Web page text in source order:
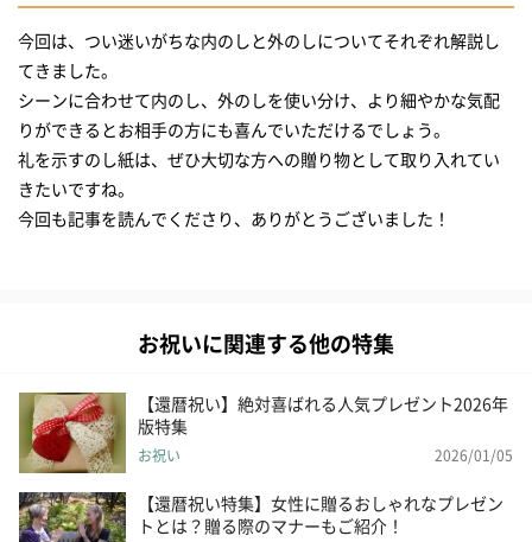
今回は、つい迷いがちな内のしと外のしについてそれぞれ解説し
てきました。
シーンに合わせて内のし、外のしを使い分け、より細やかな気配
りができるとお相手の方にも喜んでいただけるでしょう。
礼を示すのし紙は、ぜひ大切な方への贈り物として取り入れてい
きたいですね。
今回も記事を読んでくださり、ありがとうございました！
お祝いに関連する他の特集
【還暦祝い】絶対喜ばれる人気プレゼント2026年
版特集
お祝い 2026/01/05
【還暦祝い特集】女性に贈るおしゃれなプレゼン
トとは？贈る際のマナーもご紹介！